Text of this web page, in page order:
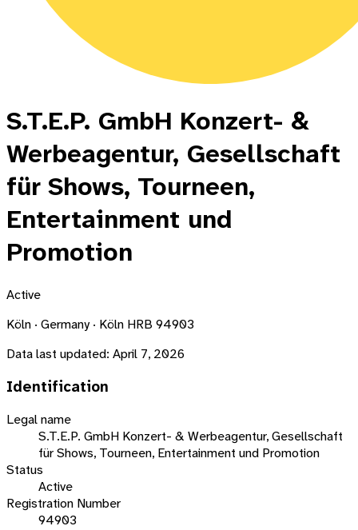
S.T.E.P. GmbH Konzert- &
Werbeagentur, Gesellschaft
für Shows, Tourneen,
Entertainment und
Promotion
Active
Köln · Germany · Köln HRB 94903
Data last updated: April 7, 2026
Identification
Legal name
S.T.E.P. GmbH Konzert- & Werbeagentur, Gesellschaft
für Shows, Tourneen, Entertainment und Promotion
Status
Active
Registration Number
94903